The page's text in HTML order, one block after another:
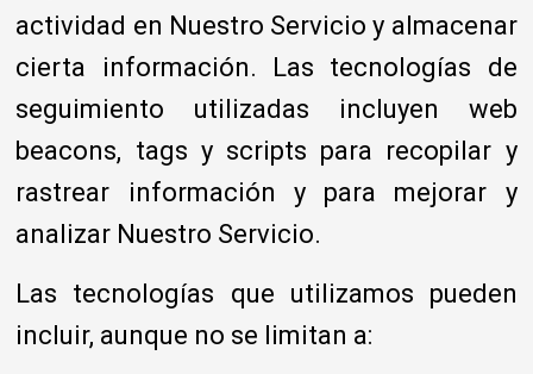
actividad en Nuestro Servicio y almacenar
cierta información. Las tecnologías de
seguimiento utilizadas incluyen web
beacons, tags y scripts para recopilar y
rastrear información y para mejorar y
analizar Nuestro Servicio.
Las tecnologías que utilizamos pueden
incluir, aunque no se limitan a: